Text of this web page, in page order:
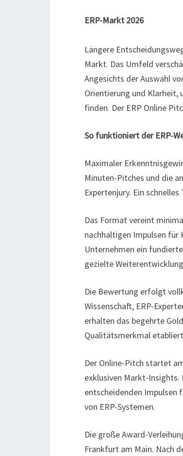
ERP-Markt 2026
Längere
Markt. Das Umfeld
Angesichts der Auswahl
Orientierung und Klarheit,
finden. Der ERP Online
So funktioniert der ERP-
Maximaler
Minuten-Pitches und die
Expertenjury. Ein
Das Format vereint
nachhaltigen Impulsen für
Unternehmen ein
gezielte
Die Bewertung erfolgt
Wissenschaft, ERP-
erhalten das begehrte
Qualitätsmerkmal
Der Online-Pitch startet
exklusiven Markt-
entscheidenden Impulsen
von ERP-Systemen.
Die große Award-
Frankfurt am Main. Nach